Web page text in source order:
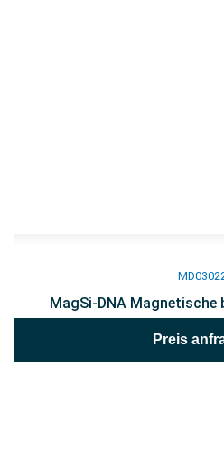
MagSi-DNA Magnetische
Preis